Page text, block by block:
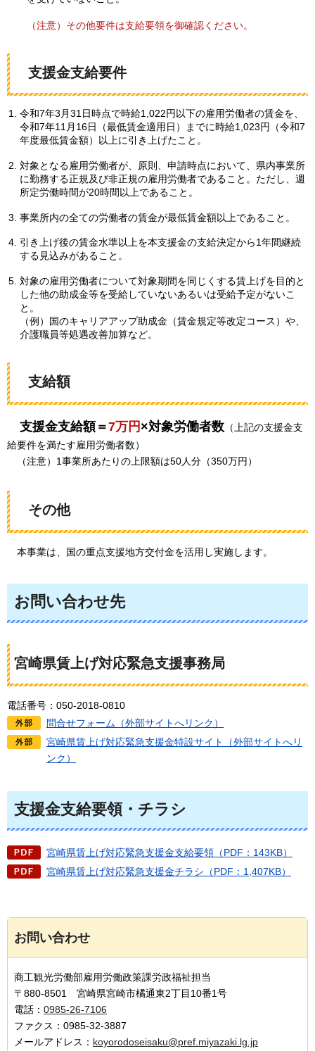
（注意）その他要件は支給要領を御確認ください。
支援金支給要件
令和7年3月31日時点で時給1,022円以下の雇用労働者の賃金を、
令和7年11月16日（最低賃金適用日）までに時給1,023円（令和7
年度最低賃金額）以上に引き上げたこと。
対象となる雇用労働者が、原則、申請時点において、県内事業所
に勤務する正規及び非正規の雇用労働者であること。ただし、週
所定労働時間が20時間以上であること。
事業所内の全ての労働者の賃金が最低賃金額以上であること。
引き上げ後の賃金水準以上を本支援金の支給決定から1年間継続
する見込みがあること。
対象の雇用労働者について対象期間を同じくする賃上げを目的と
した他の助成金等を受給していないあるいは受給予定がないこ
と。
（例）国のキャリアアップ助成金（賃金規定等改定コース）や、
介護職員等処遇改善加算など。
支給額
支援金支給額＝7万円 ×対象労働者数（上記の支援金支
給要件を満たす雇用労働者数）
（注意）1事業所あたりの上限額は50人分（350万円）
その他
本事業は、国の重点支援地方交付金を活用し実施します。
お問い合わせ先
宮崎県賃上げ対応緊急支援事務局
電話番号：050-2018-0810
問合せフォーム（外部サイトへリンク）
宮崎県賃上げ対応緊急支援金特設サイト（外部サイトへリ
ンク）
支援金支給要領・チラシ
宮崎県賃上げ対応緊急支援金支給要領（PDF：143KB）
宮崎県賃上げ対応緊急支援金チラシ（PDF：1,407KB）
お問い合わせ
商工観光労働部雇用労働政策課労政福祉担当
〒880-8501 宮崎県宮崎市橘通東2丁目10番1号
電話： 0985-26-7106
ファクス：0985-32-3887
メールアドレス： koyorodoseisaku@pref.miyazaki.lg.jp